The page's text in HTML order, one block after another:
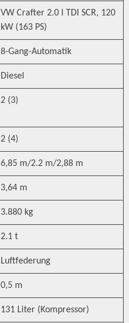
VW Crafter 2.0 l TDI SCR, 120
kW (163 PS)
8-Gang-Automatik
Diesel
2 (3)
2 (4)
6,85 m/2.2 m/2,88 m
3,64 m
3.880 kg
2.1 t
Luftfederung
0,5 m
131 Liter (Kompressor)